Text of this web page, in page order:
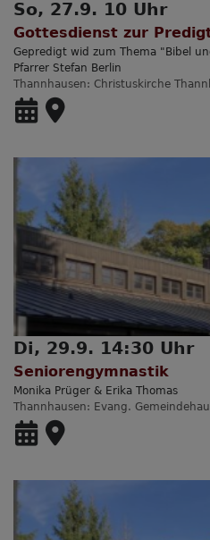
So, 27.9. 10 Uhr
Gottesdienst zur
Gepredigt wid zum Thema "Bibel
Pfarrer Stefan Berlin
Thannhausen
Christuskirche
Di, 29.9. 14:30 Uhr
Seniorengymnastik
Monika Prüger & Erika Thomas
Thannhausen
Evang.